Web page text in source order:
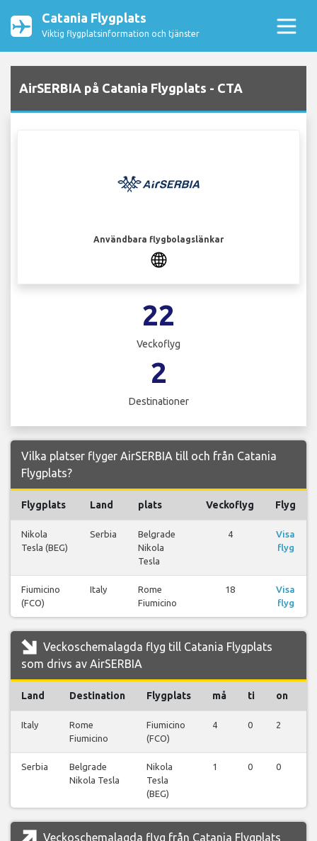
Catania Flygplats
Viktig flygplatsinformation och tjänster
AirSERBIA på Catania Flygplats - CTA
Användbara flygbolagslänkar
22
Veckoflyg
2
Destinationer
Vilka platser flyger AirSERBIA till och från Catania
Flygplats?
Flygplats Land plats Veckoflyg Flyg
Nikola
Tesla (BEG)
Serbia
Belgrade
Nikola
Tesla
4
Visa
flyg
Fiumicino
(FCO)
Italy
Rome
Fiumicino
18
Visa
flyg
Veckoschemalagda flyg till Catania Flygplats
som drivs av AirSERBIA
Land Destination Flygplats må ti on
Italy
Rome
Fiumicino
Fiumicino
(FCO)
4 0 2
Serbia
Belgrade
Nikola Tesla
Nikola
Tesla
(BEG)
1 0 0
Veckoschemalagda flyg från Catania Flygplats